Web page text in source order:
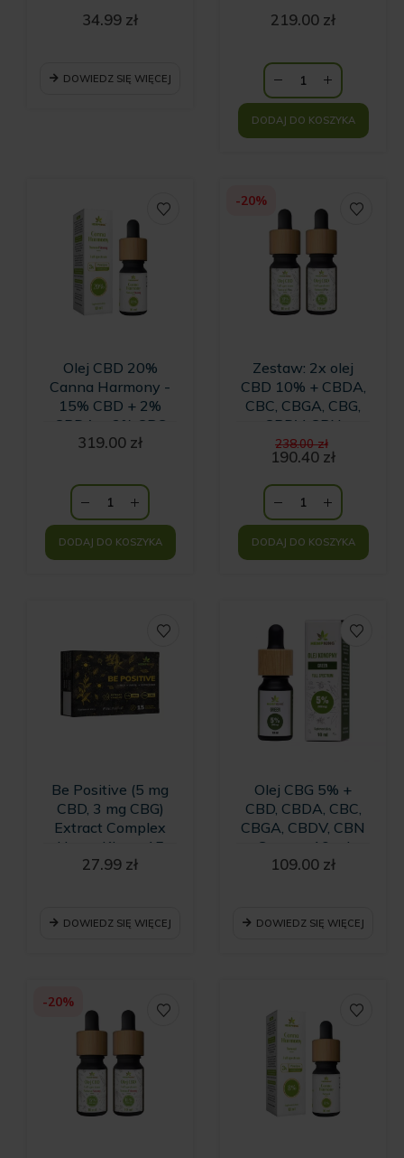
34.99 zł
DOWIEDZ SIĘ WIĘCEJ
Natural Plus 1400
219.00 zł
DODAJ DO KOSZYKA
Olej CBD 20%
Canna Harmony -
15% CBD + 2%
CBDA + 3% CBG
Natural Strong
319.00 zł
DODAJ DO KOSZYKA
-20%
Zestaw: 2x olej
CBD 10% + CBDA,
CBC, CBGA, CBG,
CBDV, CBN
238.00zł
cena
238.00 zł.
190.40 zł
cena
wynosi:
190.40 zł.
DODAJ DO KOSZYKA
Be Positive (5 mg
CBD, 3 mg CBG)
Extract Complex
Hemp King - 15
kapsułek
27.99 zł
DOWIEDZ SIĘ WIĘCEJ
Olej CBG 5% +
CBD, CBDA, CBC,
CBGA, CBDV, CBN
Green – 10 ml
109.00 zł
DOWIEDZ SIĘ WIĘCEJ
-20%